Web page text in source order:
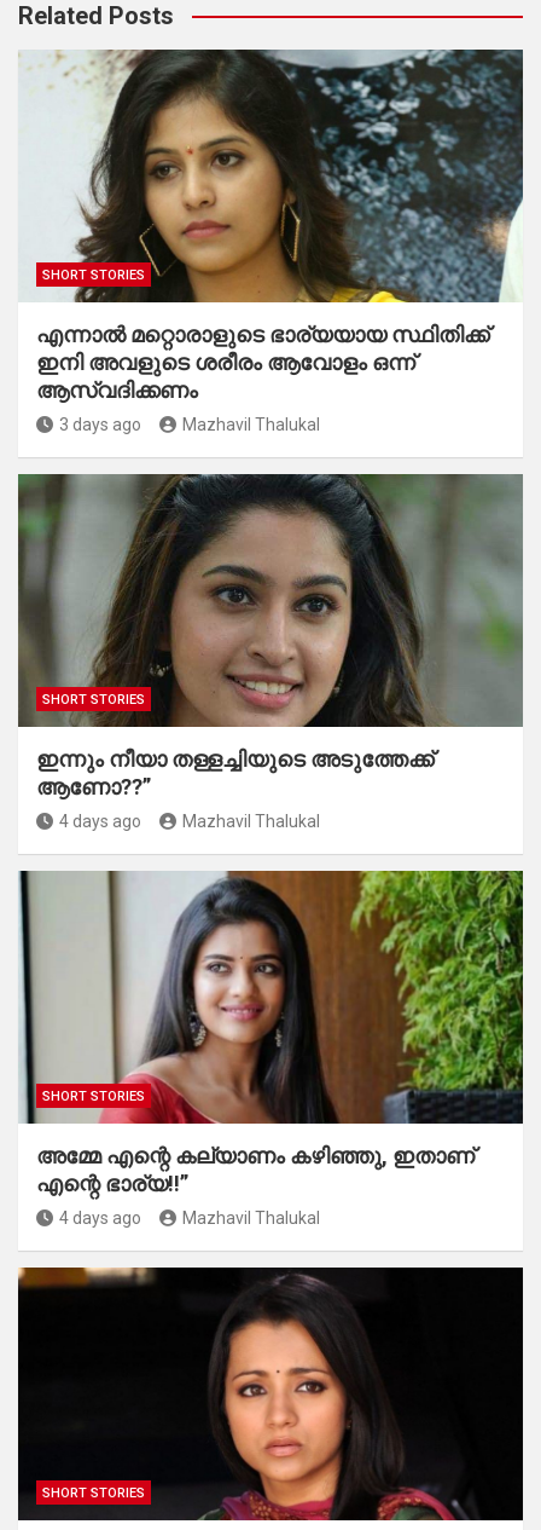
Related Posts
SHORT STORIES
എന്നാൽ മറ്റൊരാളുടെ ഭാര്യയായ സ്ഥിതിക്ക്
ഇനി അവളുടെ ശരീരം ആവോളം ഒന്ന്
ആസ്വദിക്കണം
3 days ago Mazhavil Thalukal
SHORT STORIES
ഇന്നും നീയാ തള്ളച്ചിയുടെ അടുത്തേക്ക്
ആണോ??”
4 days ago Mazhavil Thalukal
SHORT STORIES
അമ്മേ എന്റെ കല്യാണം കഴിഞ്ഞു, ഇതാണ്
എന്റെ ഭാര്യ!!”
4 days ago Mazhavil Thalukal
SHORT STORIES